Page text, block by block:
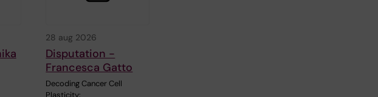
28 aug 2026
Disputation -
Francesca Gatto
Decoding Cancer Cell